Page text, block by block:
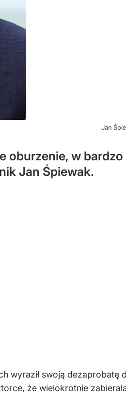
Jan
oburzenie, w
Jan Śpiewak.
wyraził swoją dezaprobatę
że wielokrotnie